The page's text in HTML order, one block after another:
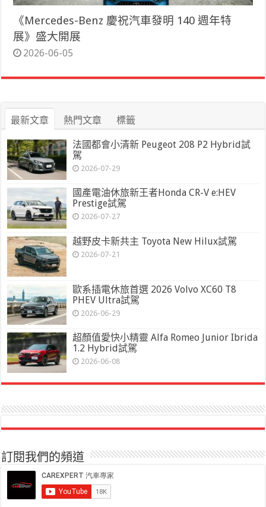
《Mercedes-Benz 慶祝汽車發明 140 週年特
展》盛大開展
2026-06-05
最新文章 熱門文章 標籤
法國都會小清新 Peugeot 208 P2 Hybrid試
駕
2026-07-29
國產電油休旅新王者Honda CR-V e:HEV
Prestige試駕
2026-07-27
越野皮卡新共主 Toyota New Hilux試駕
2026-07-21
歐系插電休旅首選 2026 Volvo XC60 T8
PHEV Ultra試駕
2026-06-29
超顏值愛快小精靈 Alfa Romeo Junior Ibrida
1.2 Hybrid試駕
2026-06-08
訂閱我們的頻道